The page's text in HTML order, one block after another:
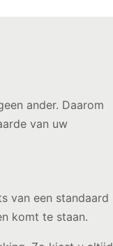
ander. Daarom
van uw
van een standaard
komt te staan.